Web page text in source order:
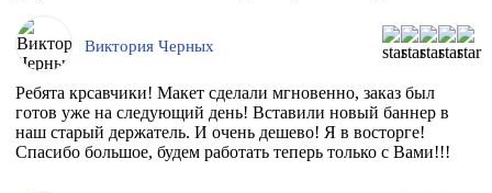
Виктория Черных
Ребята крсавчики! Макет сделали мгновенно, заказ был
готов уже на следующий день! Вставили новый баннер в
наш старый держатель. И очень дешево! Я в восторге!
Спасибо большое, будем работать теперь только с Вами!!!